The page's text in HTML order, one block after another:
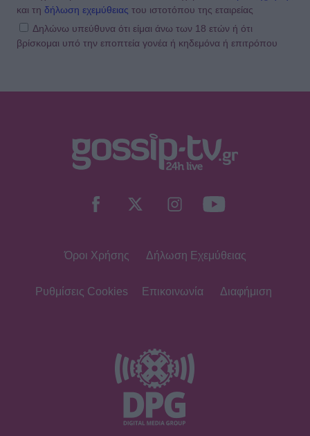
και τη δήλωση εχεμύθειας του ιστοτόπου της εταιρείας
Δηλώνω υπεύθυνα ότι είμαι άνω των 18 ετών ή ότι
βρίσκομαι υπό την εποπτεία γονέα ή κηδεμόνα ή επιτρόπου
Όροι Χρήσης Δήλωση Εχεμύθειας
Ρυθμίσεις Cookies Επικοινωνία Διαφήμιση